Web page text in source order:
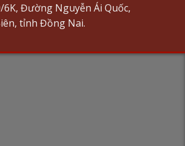
6K, Đường Nguyễn Ái Quốc,
tỉnh Đồng Nai.